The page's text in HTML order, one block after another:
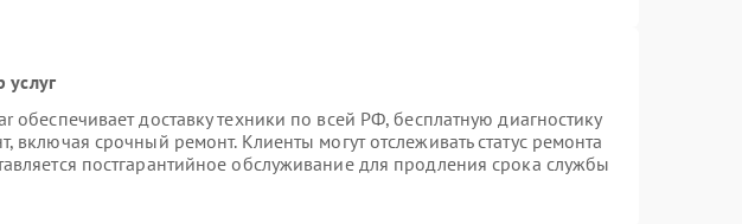
услуг
обеспечивает доставку техники по всей РФ, бесплатную диагностику
включая срочный ремонт. Клиенты могут отслеживать статус ремонта
постгарантийное обслуживание для продления срока службы